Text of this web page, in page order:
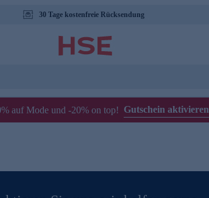
30 Tage kostenfreie Rücksendung
auf Mode und -20% on top! Gutschein aktivieren